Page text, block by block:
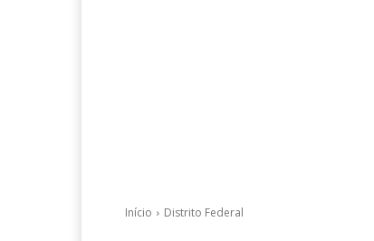
Início Distrito Federal